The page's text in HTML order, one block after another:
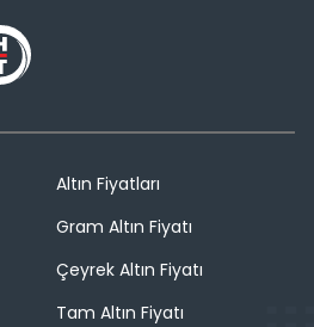
Altın Fiyatları
Gram Altın Fiyatı
Çeyrek Altın Fiyatı
Tam Altın Fiyatı